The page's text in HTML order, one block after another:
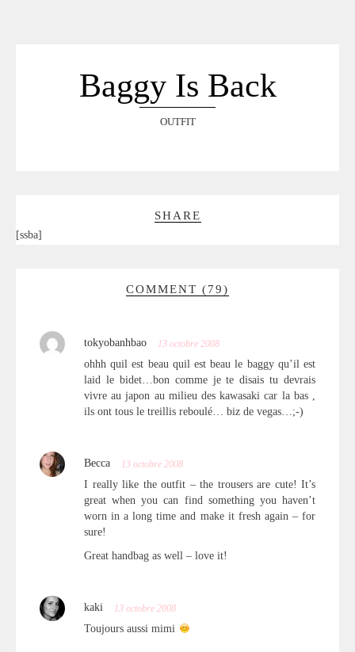
LOOKBOOK
RECHERCHE
ARCHIVES
Baggy Is Back
OUTFIT
SHARE
[ssba]
COMMENT (79)
tokyobanhbao 13 octobre 2008
ohhh quil est beau quil est beau le baggy qu’il est
laid le bidet…bon comme je te disais tu devrais
vivre au japon au milieu des kawasaki car la bas ,
ils ont tous le treillis reboulé… biz de vegas…;-)
Becca 13 octobre 2008
I really like the outfit – the trousers are cute! It’s
great when you can find something you haven’t
worn in a long time and make it fresh again – for
sure!
Great handbag as well – love it!
kaki 13 octobre 2008
Toujours aussi mimi